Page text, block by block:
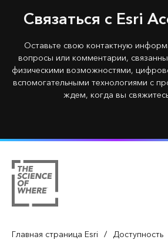
Связаться с Esri
Оставьте свою контактную
вопросы или комментарии,
физическими возможностями,
вспомогательными технологиями с
ждем, когда вы
Главная страница Esri / Доступность